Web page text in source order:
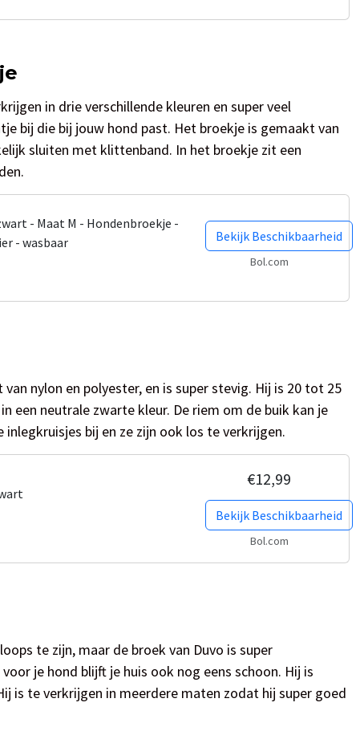
in drie verschillende kleuren en super veel
bij die bij jouw hond past. Het broekje is gemaakt van
sluiten met klittenband. In het broekje zit een
- Maat M - Hondenbroekje -
- wasbaar
Bekijk Beschikbaarheid
Bol.com
nylon en polyester, en is super stevig. Hij is 20 tot 25
een neutrale zwarte kleur. De riem om de buik kan je
bij en ze zijn ook los te verkrijgen.
€12,99
Bekijk Beschikbaarheid
Bol.com
te zijn, maar de broek van Duvo is super
je hond blijft je huis ook nog eens schoon. Hij is
is te verkrijgen in meerdere maten zodat hij super goed